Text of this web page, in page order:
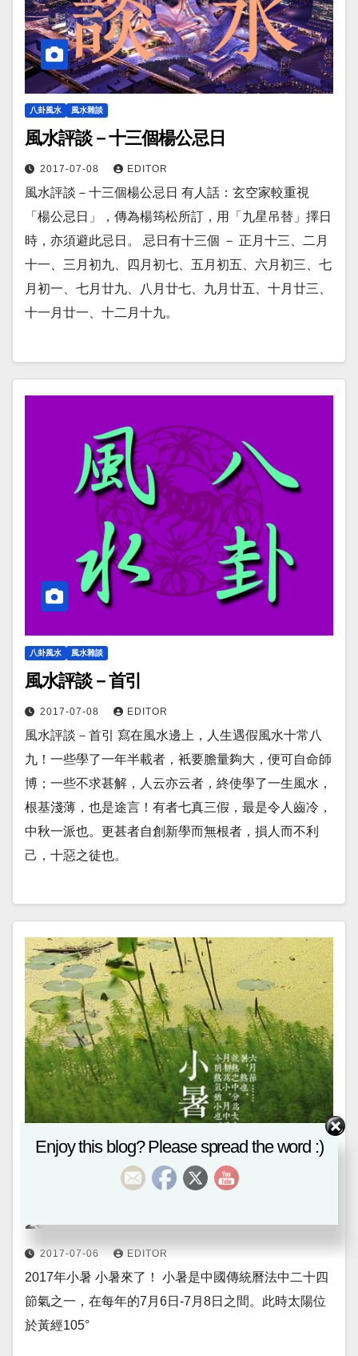
八卦風水 風水雜談
風水評談－十三個楊公忌日
2017-07-08 EDITOR
風水評談－十三個楊公忌日 有人話：玄空家較重視
「楊公忌日」，傳為楊筠松所訂，用「九星吊替」擇日
時，亦須避此忌日。 忌日有十三個 － 正月十三、二月
十一、三月初九、四月初七、五月初五、六月初三、七
月初一、七月廿九、八月廿七、九月廿五、十月廿三、
十一月廿一、十二月十九。
八卦風水 風水雜談
風水評談－首引
2017-07-08 EDITOR
風水評談－首引 寫在風水邊上，人生遇假風水十常八
九！一些學了一年半載者，衹要膽量夠大，便可自命師
博；一些不求甚解，人云亦云者，終使學了一生風水，
根基淺薄，也是途言！有者七真三假，最是令人齒冷，
中秋一派也。更甚者自創新學而無根者，損人而不利
己，十惡之徒也。
2017年小暑
2017-07-06 EDITOR
2017年小暑 小暑來了！ 小暑是中國傳統曆法中二十四
節氣之一，在每年的7月6日-7月8日之間。此時太陽位
於黃經105°
Enjoy this blog? Please spread the word :)